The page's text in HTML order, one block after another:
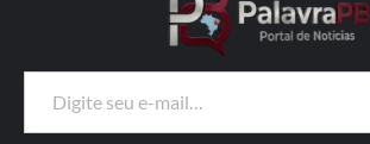
Digite seu e-mail…